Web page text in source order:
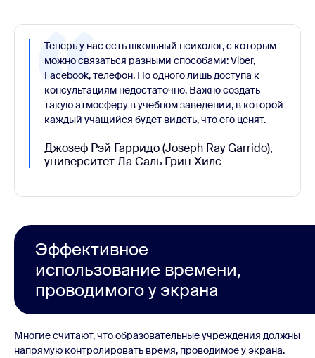
Теперь у нас есть школьный психолог, с которым
можно связаться разными способами: Viber,
Facebook, телефон. Но одного лишь доступа к
консультациям недостаточно. Важно создать
такую атмосферу в учебном заведении, в которой
каждый учащийся будет видеть, что его ценят.
Джозеф Рэй Гарридо (Joseph Ray Garrido),
университет Ла Саль Грин Хилс
Эффективное
использование времени,
проводимого у экрана
Многие считают, что образовательные учреждения должны
напрямую контролировать время, проводимое у экрана.